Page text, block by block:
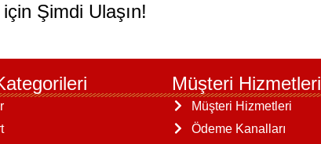
Şimdi Ulaşın!
Müşteri Hizmetleri
Müşteri Hizmetleri
Ödeme Kanalları